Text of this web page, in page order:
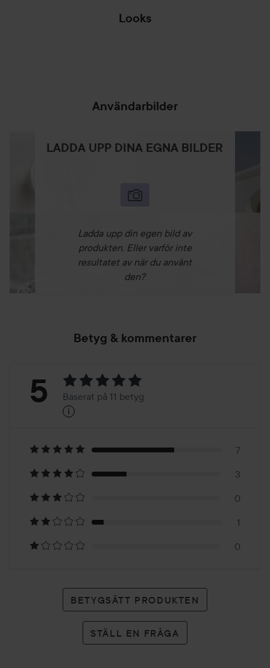
Looks
Användarbilder
LADDA UPP DINA EGNA BILDER
Ladda upp din egen bild av
produkten. Eller varför inte
resultatet av när du använt
den?
Betyg & kommentarer
Betyg:
Baserat
på
11
betyg
5 Baserat på 11 betyg
i
7
3
0
1
0
BETYGSÄTT PRODUKTEN
STÄLL EN FRÅGA